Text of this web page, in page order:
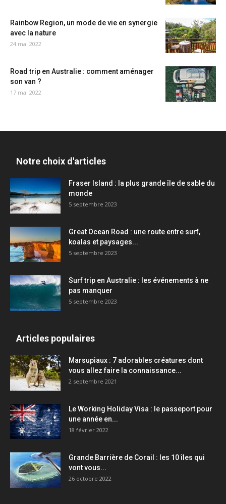
Rainbow Region, un mode de vie en synergie
avec la nature
24 mai 2022
Road trip en Australie : comment aménager
son van ?
17 mai 2022
Notre choix d'articles
Fraser Island : la plus grande île de sable du
monde
5 septembre 2023
Great Ocean Road : une route entre surf,
koalas et paysages...
5 septembre 2023
Surf trip en Australie : les événements à ne
pas manquer
5 septembre 2023
Articles populaires
Marsupiaux : 7 adorables créatures dont
vous allez faire la connaissance...
2 septembre 2021
Le Working Holiday Visa : le passeport pour
une année en...
18 février 2022
Grande Barrière de Corail : les 10 îles qui
vont vous...
26 octobre 2022